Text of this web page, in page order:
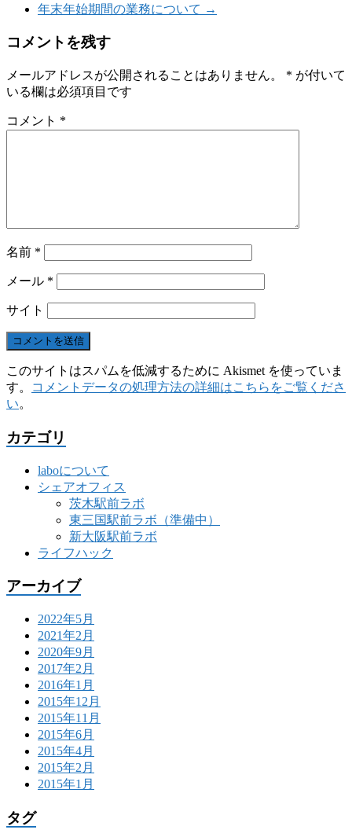
年末年始期間の業務について →
コメントを残す
メールアドレスが公開されることはありません。 * が付いて
いる欄は必須項目です
コメント *
名前 *
メール *
サイト
このサイトはスパムを低減するために Akismet を使っていま
す。
コメントデータの処理方法の詳細はこちらをご覧くださ
い。
カテゴリ
laboについて
シェアオフィス
茨木駅前ラボ
東三国駅前ラボ（準備中）
新大阪駅前ラボ
ライフハック
アーカイブ
2022年5月
2021年2月
2020年9月
2017年2月
2016年1月
2015年12月
2015年11月
2015年6月
2015年4月
2015年2月
2015年1月
タグ